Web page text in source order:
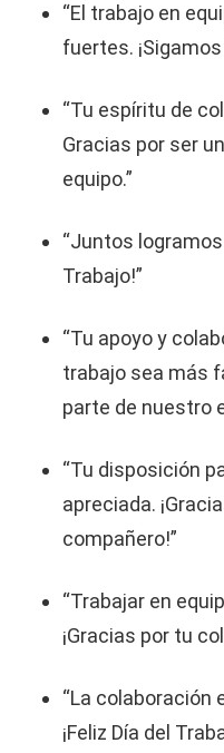
“El trabajo en
fuertes.
“Tu espíritu de
Gracias por ser
equipo.”
“Juntos logramos
Trabajo!”
“Tu apoyo y
trabajo sea más
parte de nuestro
“Tu disposición
apreciada.
compañero!”
“Trabajar en
¡Gracias por tu
“La colaboración
¡Feliz Día del